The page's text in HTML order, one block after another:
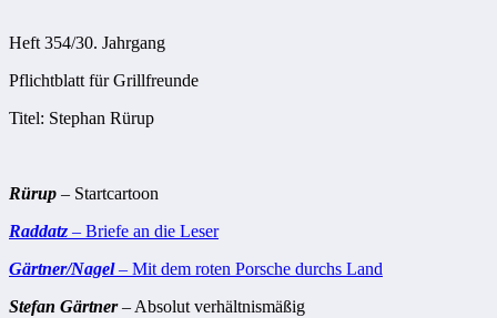
Heft 354/30. Jahrgang
Pflichtblatt für Grillfreunde
Titel: Stephan Rürup
Rürup – Startcartoon
Raddatz – Briefe an die Leser
Gärtner/Nagel– Mit dem roten Porsche durchs Land
Stefan Gärtner– Absolut verhältnismäßig